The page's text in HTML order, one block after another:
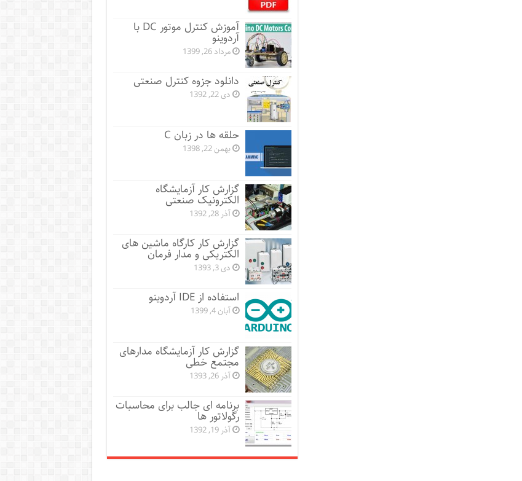
آموزش کنترل موتور DC با
آردوینو
مرداد 26, 1399
دانلود جزوه کنترل صنعتی
دی 22, 1392
حلقه ها در زبان C
بهمن 22, 1398
گزارش کار آزمایشگاه
الکترونیک صنعتی
آذر 28, 1392
گزارش کار کارگاه ماشین های
الکتریکی و مدار فرمان
دی 3, 1393
استفاده از IDE آردوینو
آبان 4, 1399
گزارش کار آزمایشگاه مدارهای
مجتمع خطی
آذر 26, 1393
برنامه ای جالب برای محاسبات
رگولاتور ها
آذر 19, 1392